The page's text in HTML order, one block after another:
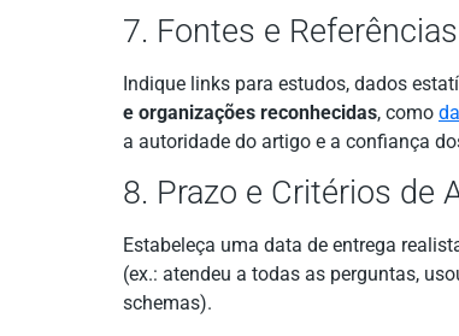
7. Fontes e
Indique links para estudos, dados
e organizações reconhecidas, como
a autoridade do artigo e a confiança
8. Prazo e Critérios de
Estabeleça uma data de entrega
(ex.: atendeu a todas as perguntas,
schemas).